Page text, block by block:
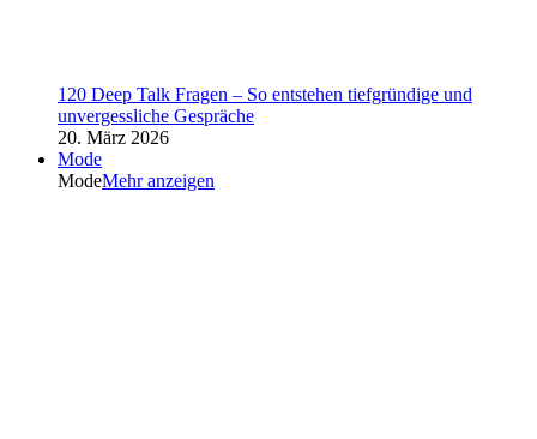
120 Deep Talk Fragen – So entstehen tiefgründige und
unvergessliche Gespräche
20. März 2026
Mode
ModeMehr anzeigen